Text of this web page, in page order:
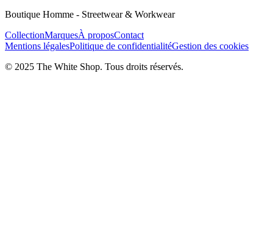
Boutique Homme - Streetwear & Workwear
CollectionMarquesÀ proposContact
Mentions légalesPolitique de confidentialitéGestion des cookies
© 2025 The White Shop. Tous droits réservés.